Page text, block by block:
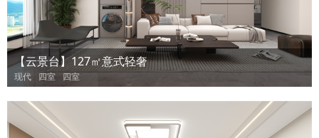
【云景台】127㎡意式轻奢
现代 四室 四室